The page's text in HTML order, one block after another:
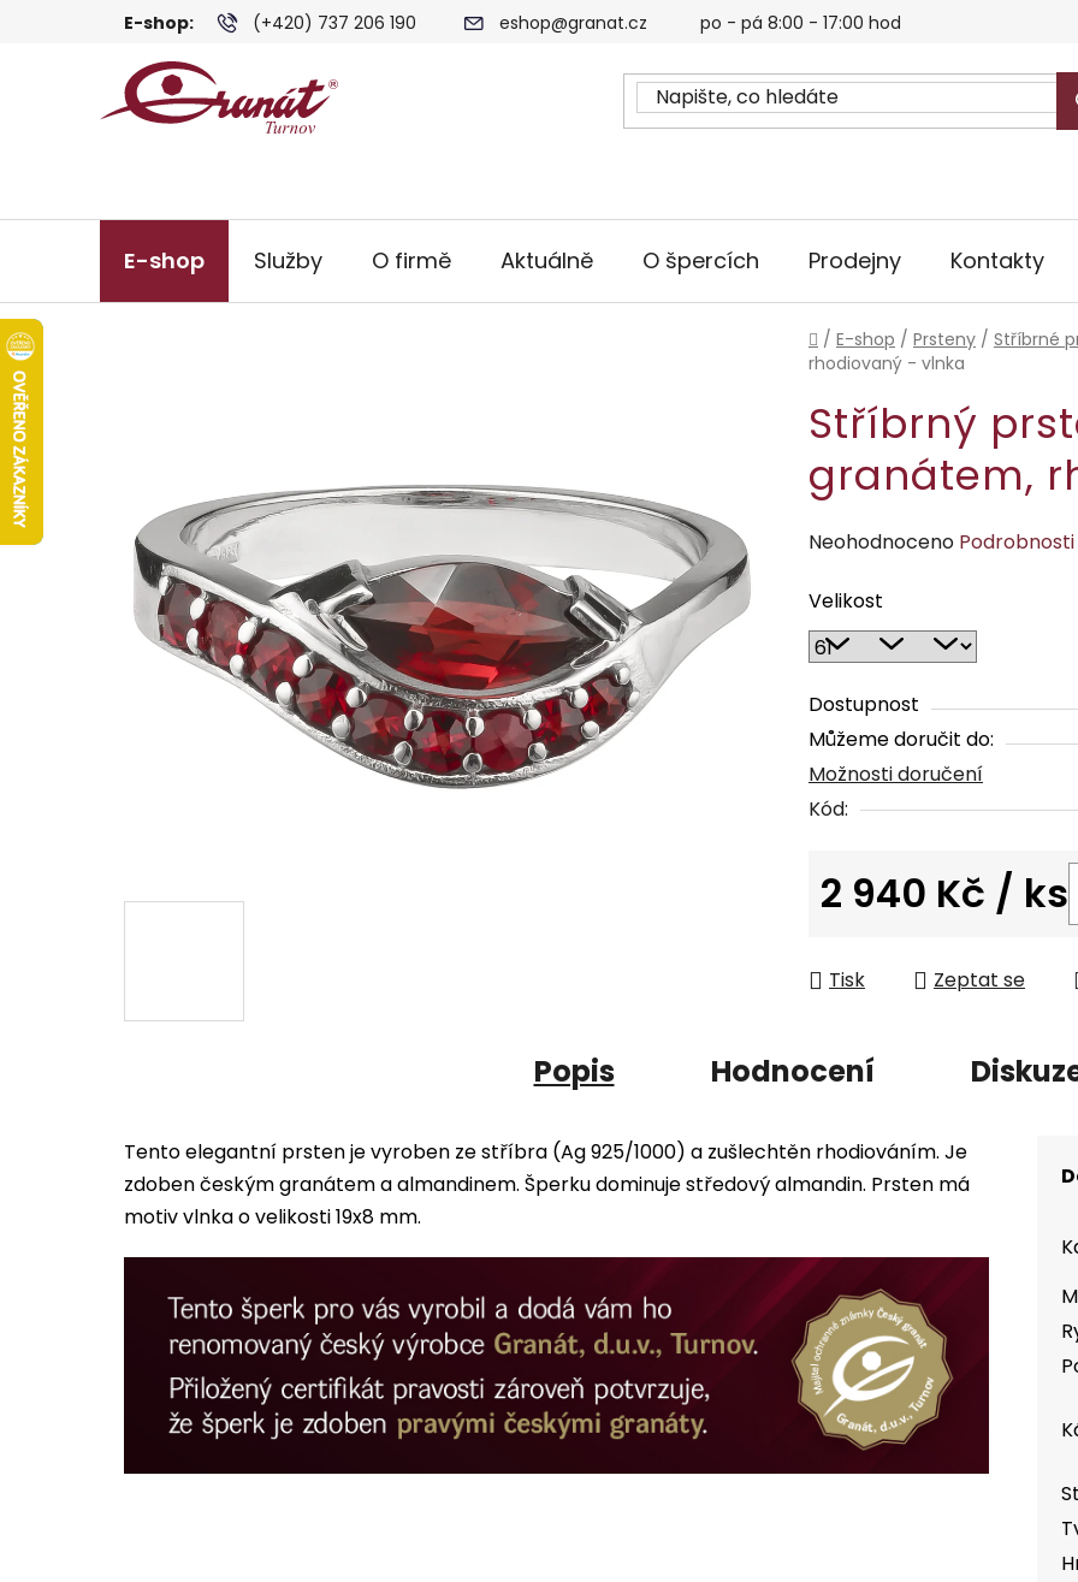
E-shop: (+420) 737 206 190 eshop@granat.cz po - pá 8:00 - 17:00 hod
E-shop Služby O firmě Aktuálně O špercích Prodejny Kontakty
Domů
/ E-shop / Prsteny / Stříbrné
rhodiovaný - vlnka
Stříbrný
granátem,
Průměrné
produktu
je
0,0
z
5
hvězdiček.
Neohodnoceno
Velikost
Dostupnost
Můžeme doručit do:
Možnosti doručení
Kód:
2 940 Kč / ks
Tisk
Zeptat se
Popis Hodnocení
Tento elegantní prsten je vyroben ze stříbra (Ag 925/1000) a zušlechtěn rhodiováním. Je
zdoben českým granátem a almandinem. Šperku dominuje středový almandin. Prsten má
motiv vlnka o velikosti 19x8 mm.